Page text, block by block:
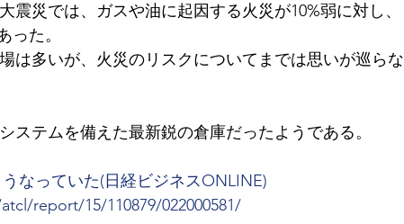
災では、ガスや油に起因する火災が10%弱に対し、
った。
は多いが、火災のリスクについてまでは思いが巡らな
テムを備えた最新鋭の倉庫だったようである。
なっていた(日経ビジネスONLINE)
report/15/110879/022000581/